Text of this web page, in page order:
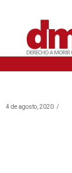
4 de agosto, 2020